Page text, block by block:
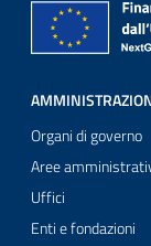
Organi di governo
Aree
Uffici
Enti e fondazioni